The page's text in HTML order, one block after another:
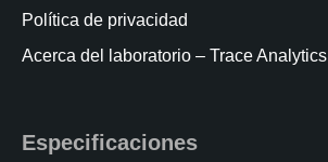
Política de privacidad
Acerca del laboratorio – Trace Analytics
Especificaciones